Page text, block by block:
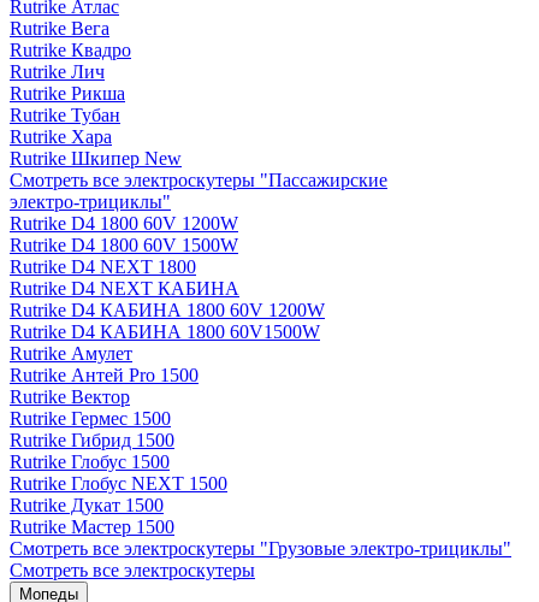
Rutrike Атлас
Rutrike Вега
Rutrike Квадро
Rutrike Лич
Rutrike Рикша
Rutrike Тубан
Rutrike Хара
Rutrike Шкипер New
Смотреть все электро­скутеры "Пассажирские
электро‑трициклы"
Rutrike D4 1800 60V 1200W
Rutrike D4 1800 60V 1500W
Rutrike D4 NEXT 1800
Rutrike D4 NEXT КАБИНА
Rutrike D4 КАБИНА 1800 60V 1200W
Rutrike D4 КАБИНА 1800 60V1500W
Rutrike Амулет
Rutrike Антей Pro 1500
Rutrike Вектор
Rutrike Гермес 1500
Rutrike Гибрид 1500
Rutrike Глобус 1500
Rutrike Глобус NEXT 1500
Rutrike Дукат 1500
Rutrike Мастер 1500
Смотреть все электро­скутеры "Грузовые электро‑трициклы"
Смотреть все электро­скутеры
Мопеды